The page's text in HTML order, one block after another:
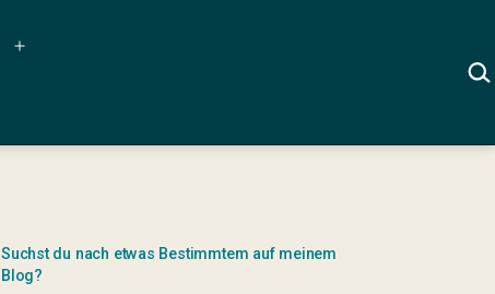
Menü
Suchst du nach etwas Bestimmtem auf meinem
Blog?